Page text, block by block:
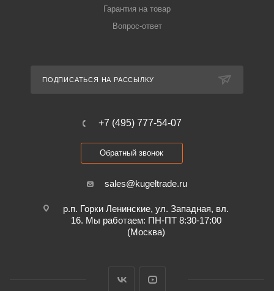
Гарантия на товар
Вопрос-ответ
ПОДПИСАТЬСЯ НА РАССЫЛКУ
+7 (495) 777-54-07
Обратный звонок
sales@kugeltrade.ru
р.п. Горки Ленинские, ул. Западная, вл.
16. Мы работаем: ПН-ПТ 8:30-17:00
(Москва)